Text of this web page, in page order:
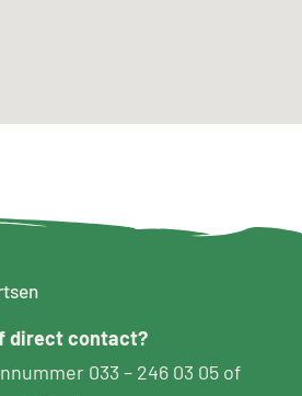
direct contact?
033 – 246 03 05 of